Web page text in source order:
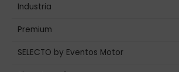
Industria
Premium
SELECTO by Eventos Motor